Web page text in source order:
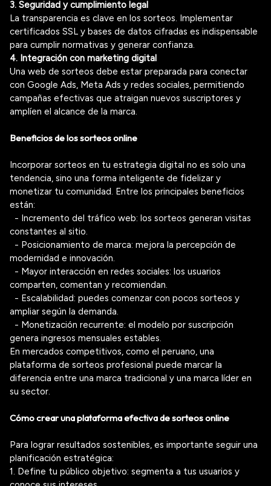
3. Seguridad y cumplimiento legal
La transparencia es clave en los sorteos. Implementar
certificados SSL y bases de datos cifradas es indispensable
para cumplir normativas y generar confianza.
4. Integración con marketing digital
Una web de sorteos debe estar preparada para conectar
con Google Ads , Meta Ads y redes sociales, permitiendo
campañas efectivas que atraigan nuevos suscriptores y
amplíen el alcance de la marca.
Beneficios de los sorteos online
Incorporar sorteos en tu estrategia digital no es solo una
tendencia, sino una forma inteligente de fidelizar y
monetizar tu comunidad. Entre los principales beneficios
están:
- Incremento del tráfico web: los sorteos generan visitas
constantes al sitio.
- Posicionamiento de marca: mejora la percepción de
modernidad e innovación.
- Mayor interacción en redes sociales: los usuarios
comparten, comentan y recomiendan.
- Escalabilidad: puedes comenzar con pocos sorteos y
ampliar según la demanda.
- Monetización recurrente: el modelo por suscripción
genera ingresos mensuales estables.
En mercados competitivos, como el peruano, una
plataforma de sorteos profesional puede marcar la
diferencia entre una marca tradicional y una marca líder en
su sector.
Cómo crear una plataforma efectiva de sorteos online
Para lograr resultados sostenibles, es importante seguir una
planificación estratégica:
1. Define tu público objetivo: segmenta a tus usuarios y